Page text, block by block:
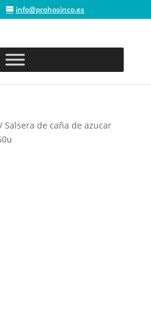
info@prohosinco.es
Salsera de caña de azucar